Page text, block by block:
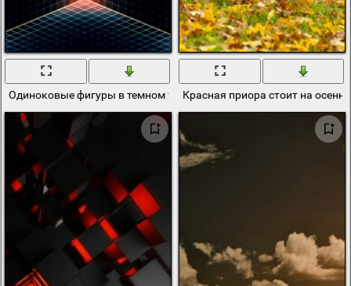
Одиноковые фигуры в темном тоне , уголки подсвечены
Красная приора стоит на